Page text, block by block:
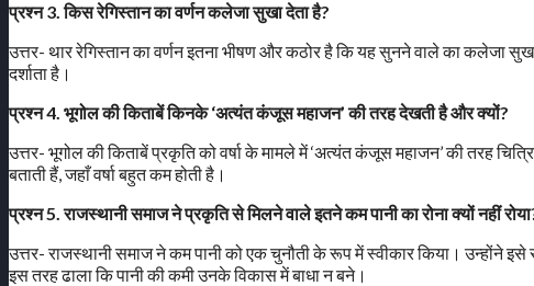
प्रश्न 3. किस रेगिस्तान का वर्णन कलेजा सुखा देता है?
उत्तर- थार रेगिस्तान का वर्णन इतना भीषण और कठोर है कि यह सुनने वाले का कलेजा
दर्शाता है।
प्रश्न 4. भूगोल की किताबें किनके ‘अत्यंत कंजूस महाजन’ की तरह देखती है और क्यों?
उत्तर- भूगोल की किताबें प्रकृति को वर्षा के मामले में ‘अत्यंत कंजूस महाजन’ की तरह
बताती हैं, जहाँ वर्षा बहुत कम होती है।
प्रश्न 5. राजस्थानी समाज ने प्रकृति से मिलने वाले इतने कम पानी का रोना क्यों नहीं
उत्तर- राजस्थानी समाज ने कम पानी को एक चुनौती के रूप में स्वीकार किया। उन्होंने
इस तरह ढाला कि पानी की कमी उनके विकास में बाधा न बने।